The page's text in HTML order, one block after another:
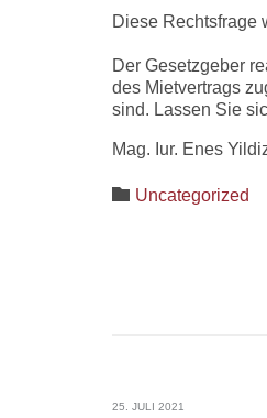
Diese Rechtsfrage
Der Gesetzgeber
des Mietvertrags
sind. Lassen Sie
Mag. Iur. Enes
 Category
Uncategorized
25. JULI 2021